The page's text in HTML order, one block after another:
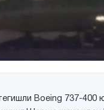
Boeing 737-